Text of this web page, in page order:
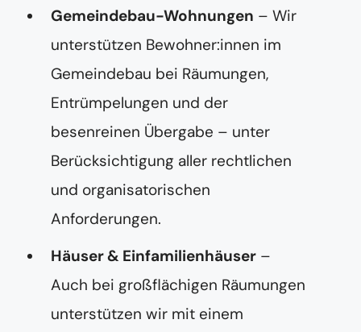
Gemeindebau-Wohnungen – Wir
unterstützen Bewohner:innen im
Gemeindebau bei Räumungen,
Entrümpelungen und der
besenreinen Übergabe – unter
Berücksichtigung aller rechtlichen
und organisatorischen
Anforderungen.
Häuser & Einfamilienhäuser –
Auch bei großflächigen Räumungen
unterstützen wir mit einem